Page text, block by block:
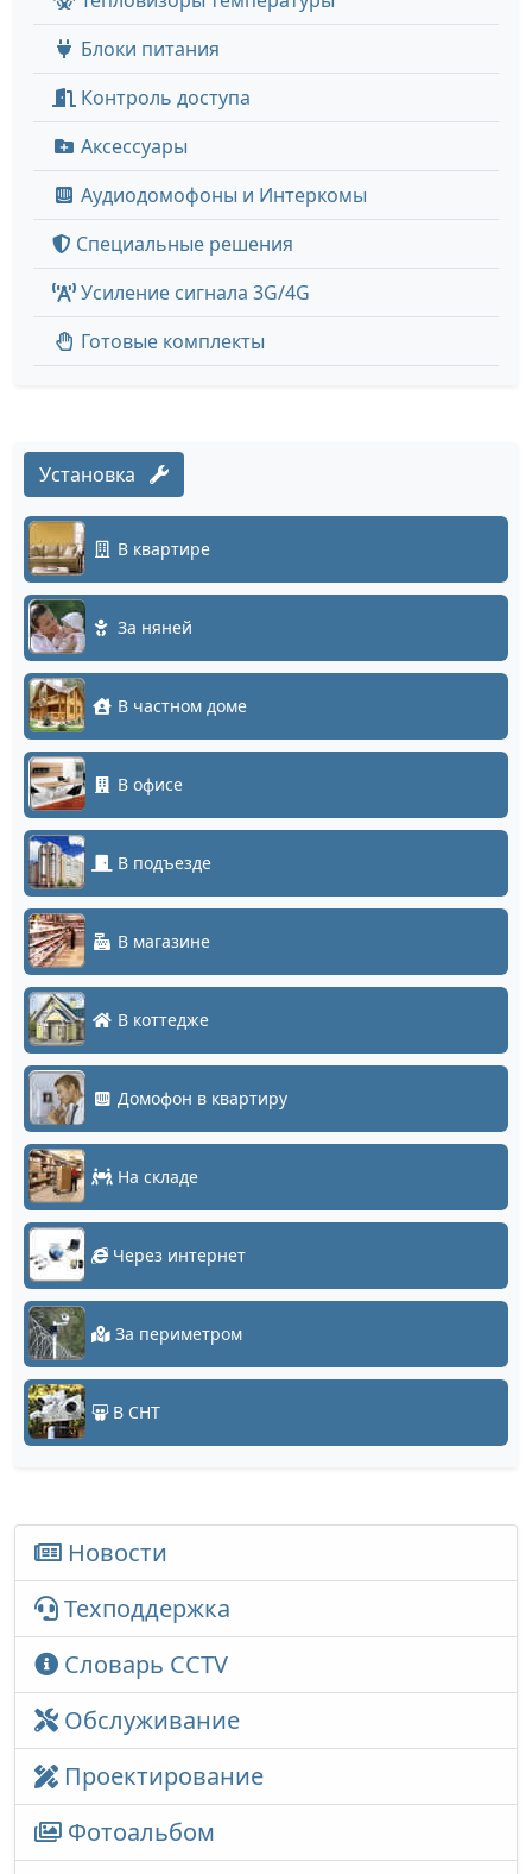
Блоки питания
Контроль доступа
Аксессуары
Аудиодомофоны и Интеркомы
Специальные решения
Усиление сигнала 3G/4G
Готовые комплекты
Установка
В квартире
За няней
В частном доме
В офисе
В подъезде
В магазине
В коттедже
Домофон в квартиру
На складе
Через интернет
За периметром
В СНТ
Новости
Техподдержка
Словарь CCTV
Обслуживание
Проектирование
Фотоальбом